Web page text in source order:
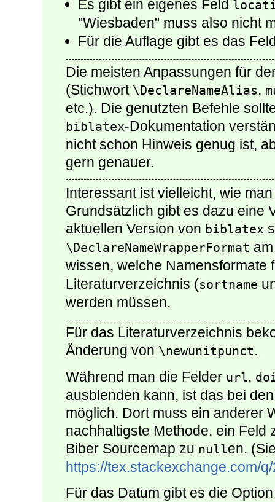
Es gibt ein eigenes Feld
"Wiesbaden" muss also nicht
Für die Auflage gibt es das
Die meisten Anpassungen für
(Stichwort \DeclareNameAlias,
etc.). Die genutzten Befehle
biblatex-Dokumentation
nicht schon Hinweis genug ist,
gern genauer.
Interessant ist vielleicht, wie
Grundsätzlich gibt es dazu eine
aktuellen Version von biblatex
\DeclareNameWrapperFormat
wissen, welche Namensformate
Literaturverzeichnis (sortname
werden müssen.
Für das Literaturverzeichnis
Änderung von \newunitpunct.
Während man die Felder url,
ausblenden kann, ist das bei
möglich. Dort muss ein anderer
nachhaltigste Methode, ein Feld
Biber Sourcemap zu nullen.
https://tex.stackexchange.com/
Für das Datum gibt es die